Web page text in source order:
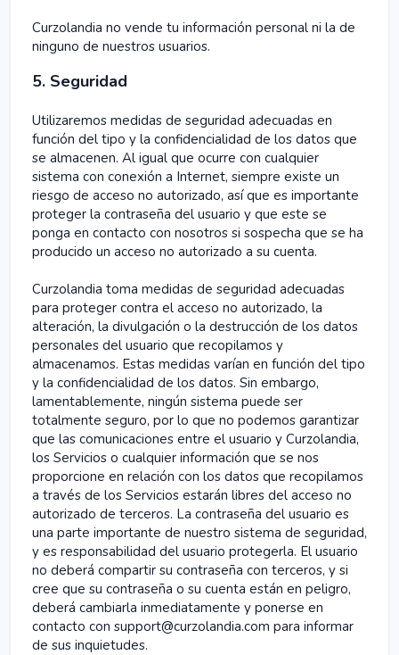
Curzolandia no vende tu información personal ni la de
ninguno de nuestros usuarios.
5. Seguridad
Utilizaremos medidas de seguridad adecuadas en
función del tipo y la confidencialidad de los datos que
se almacenen. Al igual que ocurre con cualquier
sistema con conexión a Internet, siempre existe un
riesgo de acceso no autorizado, así que es importante
proteger la contraseña del usuario y que este se
ponga en contacto con nosotros si sospecha que se ha
producido un acceso no autorizado a su cuenta.
Curzolandia toma medidas de seguridad adecuadas
para proteger contra el acceso no autorizado, la
alteración, la divulgación o la destrucción de los datos
personales del usuario que recopilamos y
almacenamos. Estas medidas varían en función del tipo
y la confidencialidad de los datos. Sin embargo,
lamentablemente, ningún sistema puede ser
totalmente seguro, por lo que no podemos garantizar
que las comunicaciones entre el usuario y Curzolandia,
los Servicios o cualquier información que se nos
proporcione en relación con los datos que recopilamos
a través de los Servicios estarán libres del acceso no
autorizado de terceros. La contraseña del usuario es
una parte importante de nuestro sistema de seguridad,
y es responsabilidad del usuario protegerla. El usuario
no deberá compartir su contraseña con terceros, y si
cree que su contraseña o su cuenta están en peligro,
deberá cambiarla inmediatamente y ponerse en
contacto con support@curzolandia.com para informar
de sus inquietudes.